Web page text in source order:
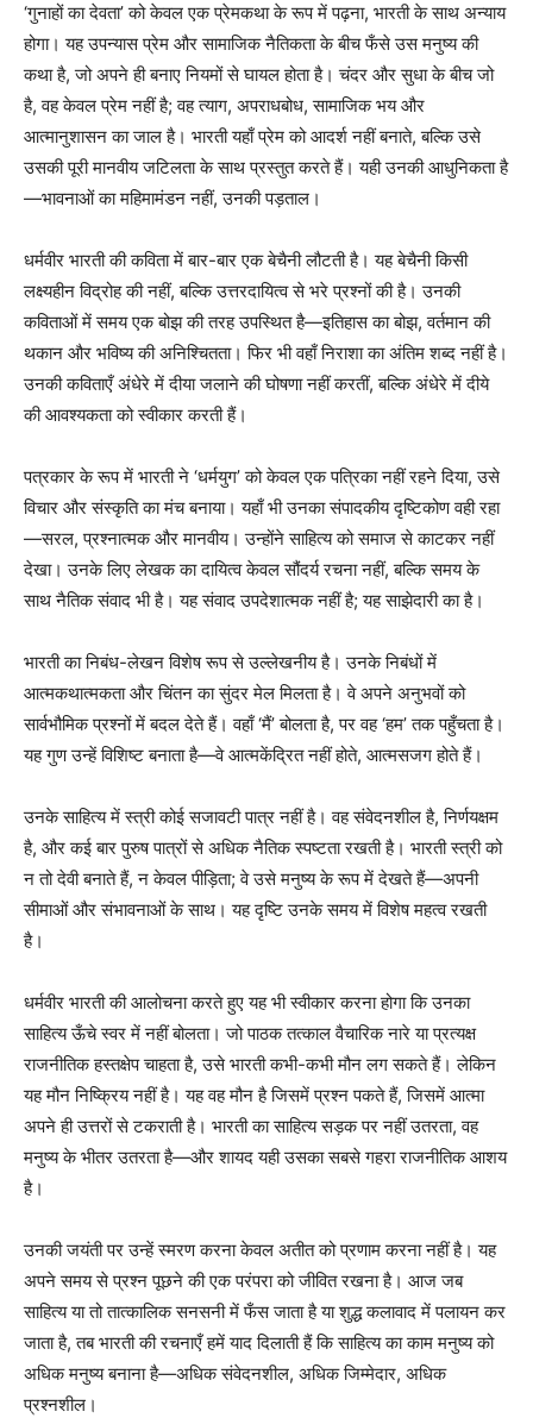
‘गुनाहों का देवता’ को केवल एक प्रेमकथा के रूप में पढ़ना, भारती के साथ अन्याय
होगा। यह उपन्यास प्रेम और सामाजिक नैतिकता के बीच फँसे उस मनुष्य की
कथा है, जो अपने ही बनाए नियमों से घायल होता है। चंदर और सुधा के बीच जो
है, वह केवल प्रेम नहीं है; वह त्याग, अपराधबोध, सामाजिक भय और
आत्मानुशासन का जाल है। भारती यहाँ प्रेम को आदर्श नहीं बनाते, बल्कि उसे
उसकी पूरी मानवीय जटिलता के साथ प्रस्तुत करते हैं। यही उनकी आधुनिकता है
—भावनाओं का महिमामंडन नहीं, उनकी पड़ताल।
धर्मवीर भारती की कविता में बार-बार एक बेचैनी लौटती है। यह बेचैनी किसी
लक्ष्यहीन विद्रोह की नहीं, बल्कि उत्तरदायित्व से भरे प्रश्नों की है। उनकी
कविताओं में समय एक बोझ की तरह उपस्थित है—इतिहास का बोझ, वर्तमान की
थकान और भविष्य की अनिश्चितता। फिर भी वहाँ निराशा का अंतिम शब्द नहीं है।
उनकी कविताएँ अंधेरे में दीया जलाने की घोषणा नहीं करतीं, बल्कि अंधेरे में दीये
की आवश्यकता को स्वीकार करती हैं।
पत्रकार के रूप में भारती ने ‘धर्मयुग’ को केवल एक पत्रिका नहीं रहने दिया, उसे
विचार और संस्कृति का मंच बनाया। यहाँ भी उनका संपादकीय दृष्टिकोण वही रहा
—सरल, प्रश्नात्मक और मानवीय। उन्होंने साहित्य को समाज से काटकर नहीं
देखा। उनके लिए लेखक का दायित्व केवल सौंदर्य रचना नहीं, बल्कि समय के
साथ नैतिक संवाद भी है। यह संवाद उपदेशात्मक नहीं है; यह साझेदारी का है।
भारती का निबंध-लेखन विशेष रूप से उल्लेखनीय है। उनके निबंधों में
आत्मकथात्मकता और चिंतन का सुंदर मेल मिलता है। वे अपने अनुभवों को
सार्वभौमिक प्रश्नों में बदल देते हैं। वहाँ ‘मैं’ बोलता है, पर वह ‘हम’ तक पहुँचता है।
यह गुण उन्हें विशिष्ट बनाता है—वे आत्मकेंद्रित नहीं होते, आत्मसजग होते हैं।
उनके साहित्य में स्त्री कोई सजावटी पात्र नहीं है। वह संवेदनशील है, निर्णयक्षम
है, और कई बार पुरुष पात्रों से अधिक नैतिक स्पष्टता रखती है। भारती स्त्री को
न तो देवी बनाते हैं, न केवल पीड़िता; वे उसे मनुष्य के रूप में देखते हैं—अपनी
सीमाओं और संभावनाओं के साथ। यह दृष्टि उनके समय में विशेष महत्व रखती
है।
धर्मवीर भारती की आलोचना करते हुए यह भी स्वीकार करना होगा कि उनका
साहित्य ऊँचे स्वर में नहीं बोलता। जो पाठक तत्काल वैचारिक नारे या प्रत्यक्ष
राजनीतिक हस्तक्षेप चाहता है, उसे भारती कभी-कभी मौन लग सकते हैं। लेकिन
यह मौन निष्क्रिय नहीं है। यह वह मौन है जिसमें प्रश्न पकते हैं, जिसमें आत्मा
अपने ही उत्तरों से टकराती है। भारती का साहित्य सड़क पर नहीं उतरता, वह
मनुष्य के भीतर उतरता है—और शायद यही उसका सबसे गहरा राजनीतिक आशय
है।
उनकी जयंती पर उन्हें स्मरण करना केवल अतीत को प्रणाम करना नहीं है। यह
अपने समय से प्रश्न पूछने की एक परंपरा को जीवित रखना है। आज जब
साहित्य या तो तात्कालिक सनसनी में फँस जाता है या शुद्ध कलावाद में पलायन कर
जाता है, तब भारती की रचनाएँ हमें याद दिलाती हैं कि साहित्य का काम मनुष्य को
अधिक मनुष्य बनाना है—अधिक संवेदनशील, अधिक जिम्मेदार, अधिक
प्रश्नशील।